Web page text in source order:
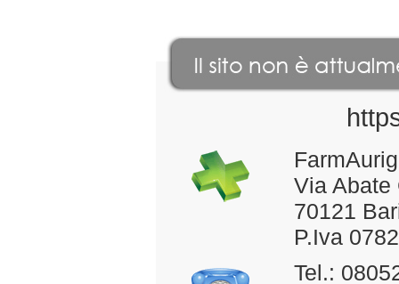
Via Abate
70121
P.Iva
Tel.: